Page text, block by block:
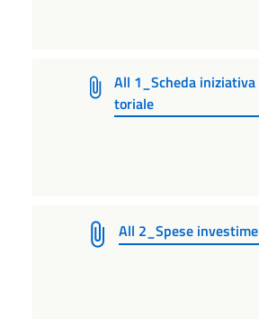
All 1_Scheda
toriale
All 2_Spese